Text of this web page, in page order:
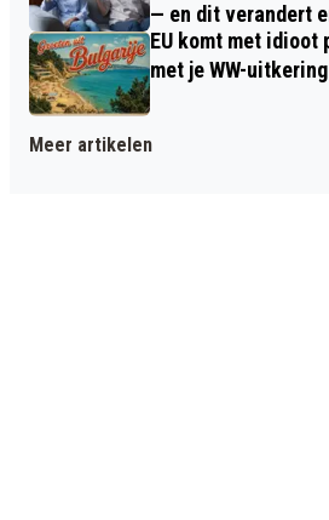
— en dit verandert
EU komt met idioot
met je WW-
Meer artikelen